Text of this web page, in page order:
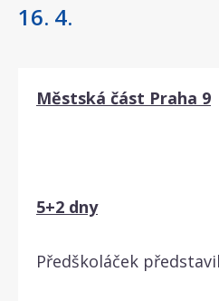
16. 4.
Městská část Praha 9
5+2 dny
Předškoláček